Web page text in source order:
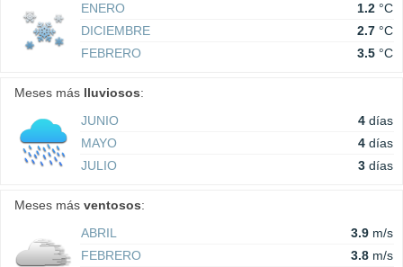
ENERO
1.2 °C
DICIEMBRE
2.7 °C
FEBRERO
3.5 °C
Meses más lluviosos:
JUNIO
4 días
MAYO
4 días
JULIO
3 días
Meses más ventosos:
ABRIL
3.9 m/s
FEBRERO
3.8 m/s